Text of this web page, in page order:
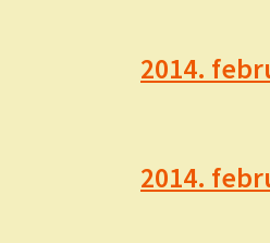
2014.
2014.